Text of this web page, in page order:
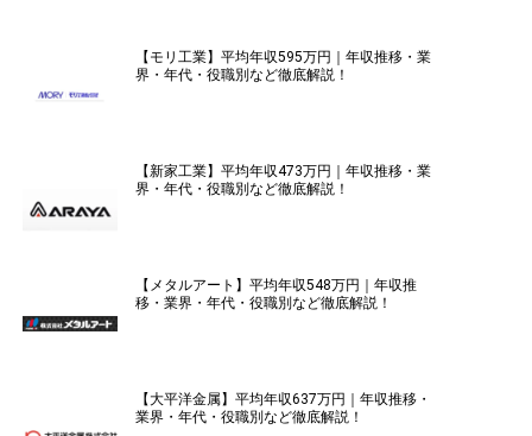
【モリ工業】平均年収595万円｜年収推移・業
界・年代・役職別など徹底解説！
【新家工業】平均年収473万円｜年収推移・業
界・年代・役職別など徹底解説！
【メタルアート】平均年収548万円｜年収推
移・業界・年代・役職別など徹底解説！
【大平洋金属】平均年収637万円｜年収推移・
業界・年代・役職別など徹底解説！